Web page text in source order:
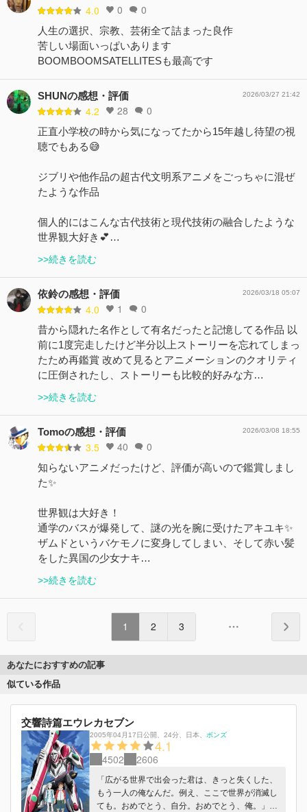
4.0 0 0
人生の選択、宗教、芸術全て詰まった良作
苦しい場面いっぱいあります
BOOMBOOMSATELLITESも最高です
SHUNの感想・評価
4.2 28 0
2026/03/27 21:42
正直小学校の時から気になってたから15年越し待望の視
聴でもある😅
ジブリや他作品の超古代文明系アニメをごっちゃに混ぜ
たような作品
個人的にはこんな古代技術と現代技術の融合したような
世界観大好き💕…
>>続きを読む
依鈴の感想・評価
4.0 1 0
2026/03/18 05:07
昔から隠れた名作として有名だったと記憶してる作品 以
前に1度完走したけど半分以上ストーリーを忘れてしまっ
たため再鑑賞 改めて見るとアニメーションのクオリティ
に圧倒されたし、ストーリーも比較的好みな方…
>>続きを読む
Tomoの感想・評価
3.5 40 0
2026/03/08 18:55
知らないアニメだったけど、評価が高いので鑑賞しまし
た✨
世界観は大好き！
通学のバスが爆発して、謎の光を腕に受けたアキユキ✨
ザムドというバケモノに変身してしまい、そして赤い髪
をした異国の少女ナキ…
>>続きを読む
1 2 3
あなたにおすすめの記事
似ている作品
交響詩篇エウレカセブン
2005年04月17日公開 24分 日本 ボンズ
4.1
4502 2606
「広がる世界で出会った君は、きっと失くした、
もう一人の俺なんだ。例え、ここで世界が消滅し
ても。おめでとう、自分。おめでとう、俺。」